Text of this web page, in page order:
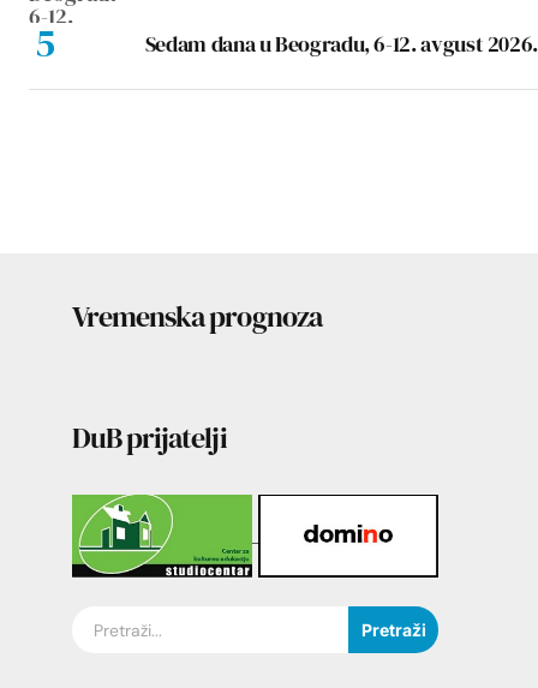
Sedam dana u Beogradu, 6-12. avgust 2026.
Vremenska prognoza
DuB prijatelji
Pretraži